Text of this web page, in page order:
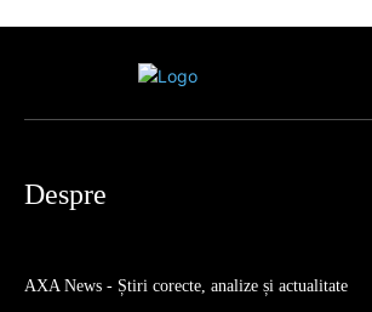
Despre
AXA News - Știri corecte, analize și actualitate